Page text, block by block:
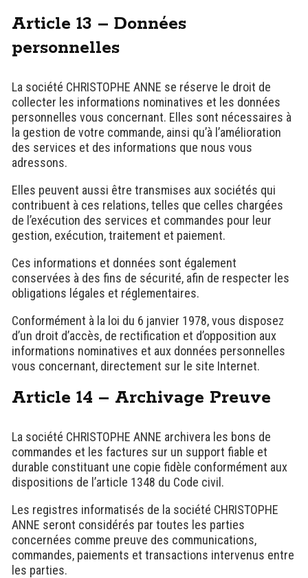
Article 13 – Données
personnelles
La société CHRISTOPHE ANNE se réserve le droit de
collecter les informations nominatives et les données
personnelles vous concernant. Elles sont nécessaires à
la gestion de votre commande, ainsi qu’à l’amélioration
des services et des informations que nous vous
adressons.
Elles peuvent aussi être transmises aux sociétés qui
contribuent à ces relations, telles que celles chargées
de l’exécution des services et commandes pour leur
gestion, exécution, traitement et paiement.
Ces informations et données sont également
conservées à des fins de sécurité, afin de respecter les
obligations légales et réglementaires.
Conformément à la loi du 6 janvier 1978, vous disposez
d’un droit d’accès, de rectification et d’opposition aux
informations nominatives et aux données personnelles
vous concernant, directement sur le site Internet.
Article 14 – Archivage Preuve
La société CHRISTOPHE ANNE archivera les bons de
commandes et les factures sur un support fiable et
durable constituant une copie fidèle conformément aux
dispositions de l’article 1348 du Code civil.
Les registres informatisés de la société CHRISTOPHE
ANNE seront considérés par toutes les parties
concernées comme preuve des communications,
commandes, paiements et transactions intervenus entre
les parties.